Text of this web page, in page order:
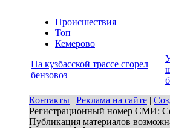
Происшествия
Топ
Кемерово
На кузбасской трассе сгорел
бензовоз
Контакты | Реклама на сайте |
Регистрационный номер СМИ:
Публикация материалов